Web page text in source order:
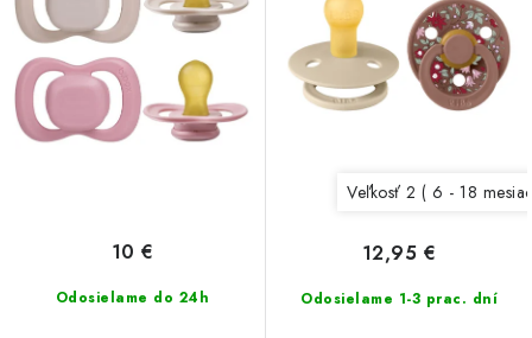
o
v
k
t
o
v
Odosielame do 24h
10 €
Veľkosť 2 ( 6 - 18
Odosielame 1-3 prac. dní
12,95 €